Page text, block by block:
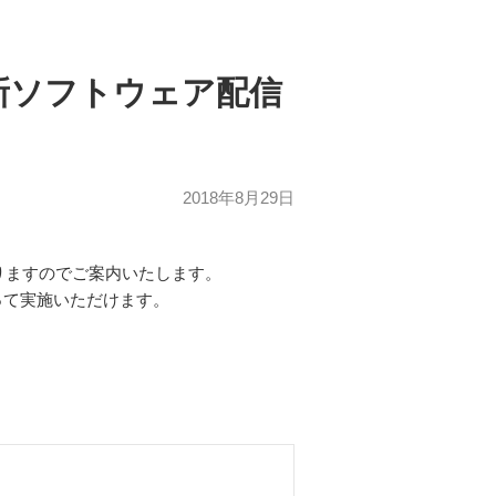
フトウェア配信
2018年8月29日
すのでご案内いたします。
実施いただけます。